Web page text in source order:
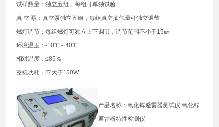
试样数量：独立五组，每组可单独试验
真 空 泵：真空泵独立五组，每组真空抽气量可独立调节
燃灯调节：每组燃灯可独立上下调节，调节范围不小于15㎜
环境温度：-10℃～40℃
相对温度：≤85％
整机功耗：不大于150W
产品名称：氧化锌避雷器测试仪 氧化锌
避雷器特性检测仪